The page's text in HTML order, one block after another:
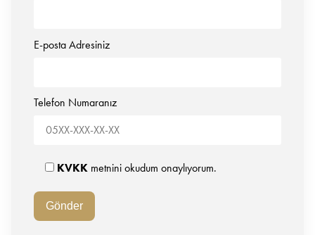
E-posta Adresiniz
Telefon Numaranız
KVKK metnini okudum onaylıyorum.